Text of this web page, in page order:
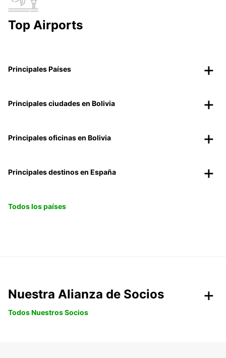
Top Airports
Principales Países
Principales ciudades en Bolivia
Principales oficinas en Bolivia
Principales destinos en España
Todos los países
Nuestra Alianza de Socios
Todos Nuestros Socios